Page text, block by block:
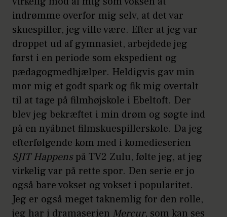
indrømme overfor mig selv, at det var
skuespiller, jeg ville være. Efter at jeg var
droppet ud af gymnasiet, arbejdede jeg
først i en periode som ekspedient og
pædagogmedhjælper. Heldigvis gav min
mor mig et godt spark og fik mig overtalt
til at tage på filmhøjskole i Ebeltoft. Der
blev jeg bekræftet i min drøm og søgte ind
på en nyåbnet filmskuespillerskole. Da jeg
efterfølgende kom med i komedieserien
SJIT Happenspå TV2 Zulu, følte jeg, at jeg
virkelig var på rette spor. Den serie er jo
også bare vokset og vokset i popularitet.
Jeg er også meget taknemlig for den rolle,
jeg har i dramaserien Mercur, som kan ses